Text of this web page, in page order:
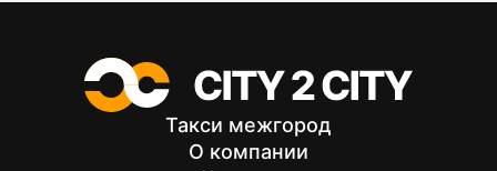
Такси межгород
О компании